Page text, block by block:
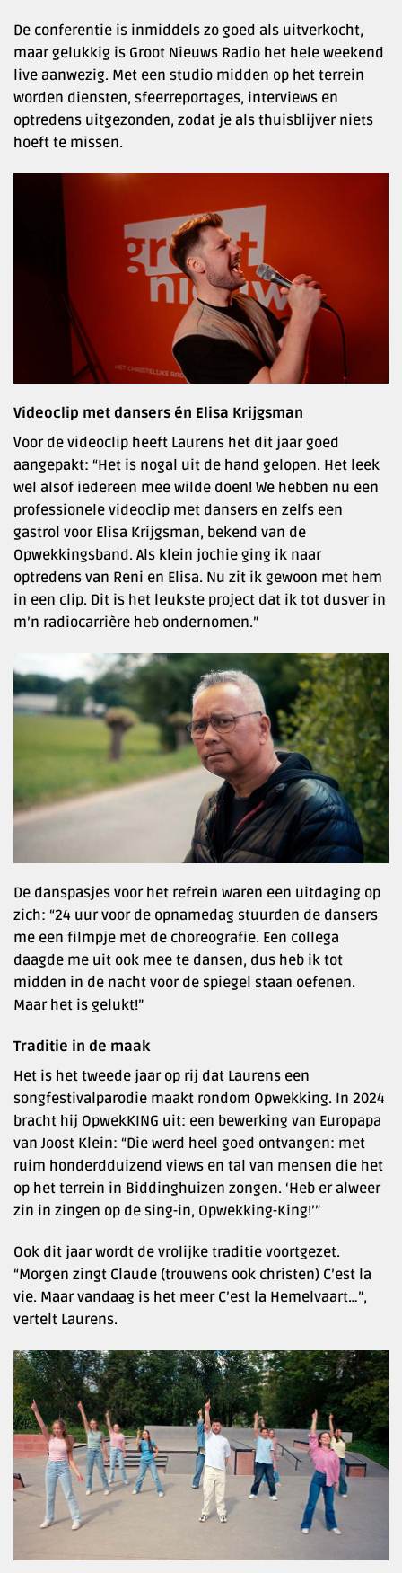
De conferentie is inmiddels zo goed als uitverkocht,
maar gelukkig is Groot Nieuws Radio het hele weekend
live aanwezig. Met een studio midden op het terrein
worden diensten, sfeerreportages, interviews en
optredens uitgezonden, zodat je als thuisblijver niets
hoeft te missen.
Videoclip met dansers én Elisa Krijgsman
Voor de videoclip heeft Laurens het dit jaar goed
aangepakt: “Het is nogal uit de hand gelopen. Het leek
wel alsof iedereen mee wilde doen! We hebben nu een
professionele videoclip met dansers en zelfs een
gastrol voor Elisa Krijgsman, bekend van de
Opwekkingsband. Als klein jochie ging ik naar
optredens van Reni en Elisa. Nu zit ik gewoon met hem
in een clip. Dit is het leukste project dat ik tot dusver in
m’n radiocarrière heb ondernomen.”
De danspasjes voor het refrein waren een uitdaging op
zich: “24 uur voor de opnamedag stuurden de dansers
me een filmpje met de choreografie. Een collega
daagde me uit ook mee te dansen, dus heb ik tot
midden in de nacht voor de spiegel staan oefenen.
Maar het is gelukt!”
Traditie in de maak
Het is het tweede jaar op rij dat Laurens een
songfestivalparodie maakt rondom Opwekking. In 2024
bracht hij OpwekKING uit: een bewerking van Europapa
van Joost Klein: “Die werd heel goed ontvangen: met
ruim honderdduizend views en tal van mensen die het
op het terrein in Biddinghuizen zongen. ‘Heb er alweer
zin in zingen op de sing-in, Opwekking-King!’”
Ook dit jaar wordt de vrolijke traditie voortgezet.
“Morgen zingt Claude (trouwens ook christen) C’est la
vie. Maar vandaag is het meer C’est la Hemelvaart…”,
vertelt Laurens.